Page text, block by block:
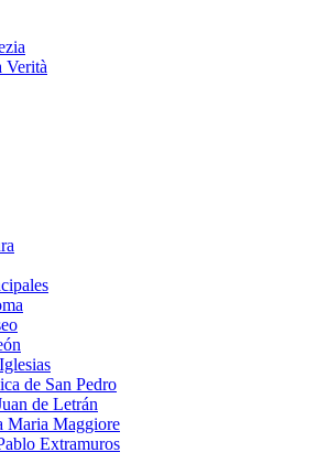
Verità
de San Pedro
de Letrán
Maria Maggiore
Extramuros